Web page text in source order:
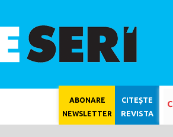
ABONARE
NEWSLETTER
CITEȘTE
REVISTA